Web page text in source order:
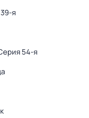
я
54-я